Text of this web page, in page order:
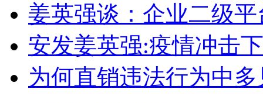
姜英强谈：企业二级
安发姜英强:疫情冲击
为何直销违法行为中